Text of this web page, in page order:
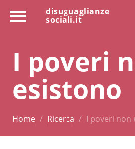
disuguaglianze
sociali.it
I poveri
esistono
Home Ricerca I poveri non